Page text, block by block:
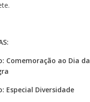
Comemoração ao Dia da
Especial Diversidade